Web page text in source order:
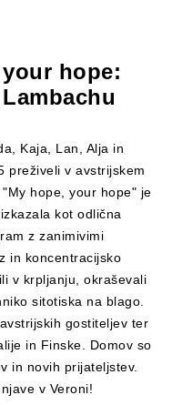
hope:
Kaja, Lan, Alja in
preživeli v avstrijskem
hope, your hope" je
kot odlična
z zanimivimi
in koncentracijsko
v krpljanju, okraševali
sitotiska na blago.
gostiteljev ter
in Finske. Domov so
in novih prijateljstev.
v Veroni!